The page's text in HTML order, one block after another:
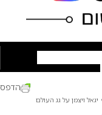
יגאל ויצמן על גג העולם
הדפס